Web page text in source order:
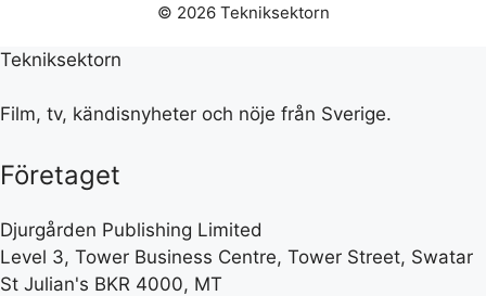
© 2026 Tekniksektorn
Tekniksektorn
Film, tv, kändisnyheter och nöje från Sverige.
Företaget
Djurgården Publishing Limited
Level 3, Tower Business Centre, Tower Street, Swatar
St Julian's BKR 4000, MT